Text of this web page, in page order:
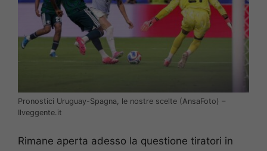
Pronostici Uruguay-Spagna, le nostre scelte (AnsaFoto) –
Ilveggente.it
Rimane aperta adesso la questione tiratori in